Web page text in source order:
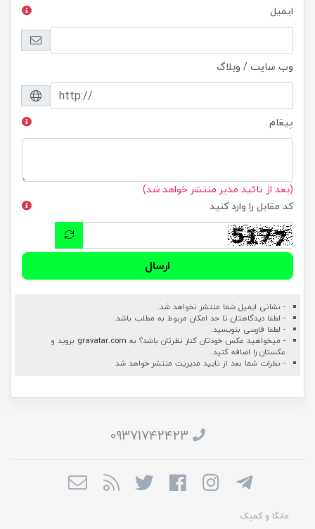
ایمیل
وب سایت / وبلاگ
پیغام
(بعد از تائید مدیر منتشر خواهد شد)
کد مقابل را وارد کنید
ارسال
- نشانی ایمیل شما منتشر نخواهد شد.
- لطفا دیدگاهتان تا حد امکان مربوط به مطلب باشد.
- لطفا فارسی بنویسید.
- میخواهید عکس خودتان کنار نظرتان باشد؟ به gravatar.com بروید و
عکستان را اضافه کنید.
- نظرات شما بعد از تایید مدیریت منتشر خواهد شد
09371742423
مانگا و کمیک